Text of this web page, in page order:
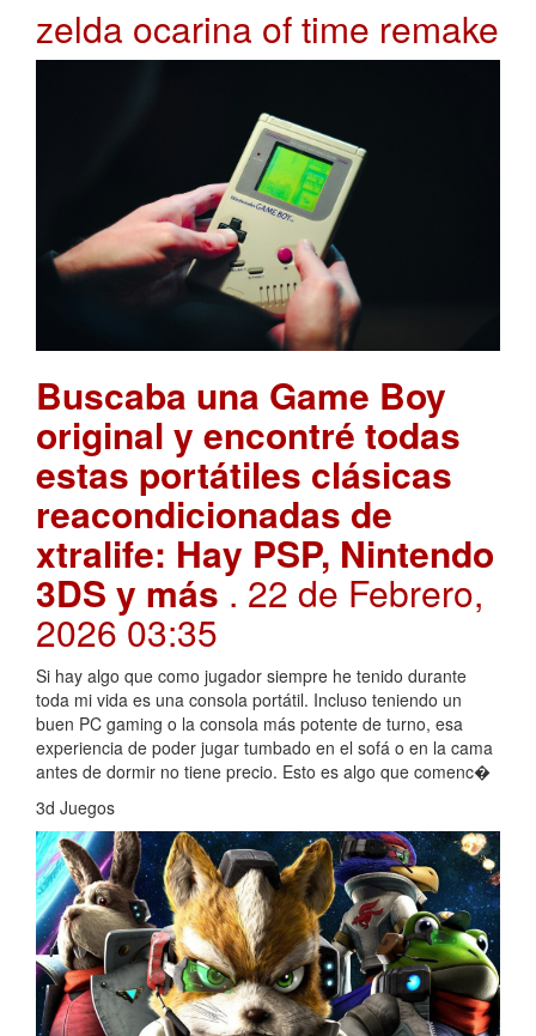
zelda ocarina of time remake
Buscaba una Game Boy
original y encontré todas
estas portátiles clásicas
reacondicionadas de
xtralife: Hay PSP, Nintendo
3DS y más. 22 de Febrero,
2026 03:35
Si hay algo que como jugador siempre he tenido durante
toda mi vida es una consola portátil. Incluso teniendo un
buen PC gaming o la consola más potente de turno, esa
experiencia de poder jugar tumbado en el sofá o en la cama
antes de dormir no tiene precio. Esto es algo que comenc�
3d Juegos